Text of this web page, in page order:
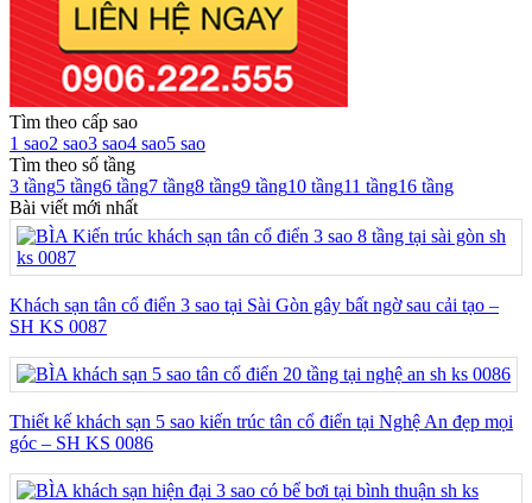
Tìm theo cấp sao
1 sao2 sao3 sao4 sao5 sao
Tìm theo số tầng
3 tầng5 tầng6 tầng7 tầng8 tầng9 tầng10 tầng11 tầng16 tầng
Bài viết mới nhất
Khách sạn tân cổ điển 3 sao tại Sài Gòn gây bất ngờ sau cải tạo –
SH KS 0087
Thiết kế khách sạn 5 sao kiến trúc tân cổ điển tại Nghệ An đẹp mọi
góc – SH KS 0086